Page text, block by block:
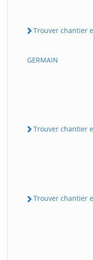
Trouver chantier
GERMAIN
Trouver chantier
Trouver chantier